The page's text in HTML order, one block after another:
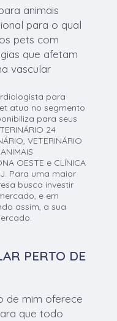
animais
para o qual
pets com
que afetam
vascular
para
atua no segmento
para seus
24
VETERINÁRIO
OESTE e CLÍNICA
Para uma maior
busca investir
e em
assim, a sua
PERTO DE
de mim oferece
que todo